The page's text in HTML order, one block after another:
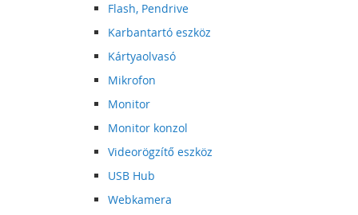
Flash, Pendrive
Karbantartó eszköz
Kártyaolvasó
Mikrofon
Monitor
Monitor konzol
Videorögzítő eszköz
USB Hub
Webkamera